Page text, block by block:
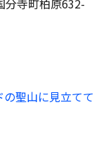
の聖山に見立てて